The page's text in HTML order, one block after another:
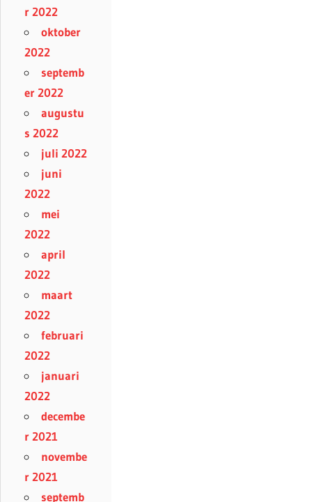
r 2022
oktober
2022
septemb
er 2022
augustu
s 2022
juli 2022
juni
2022
mei
2022
april
2022
maart
2022
februari
2022
januari
2022
decembe
r 2021
novembe
r 2021
septemb